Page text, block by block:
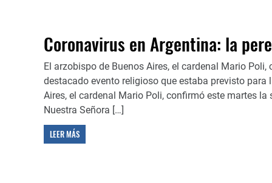
Coronavirus en Argentina: la
El arzobispo de Buenos Aires, el cardenal Mario
destacado evento religioso que estaba previsto
Aires, el cardenal Mario Poli, confirmó este martes
Nuestra Señora […]
LEER MÁS